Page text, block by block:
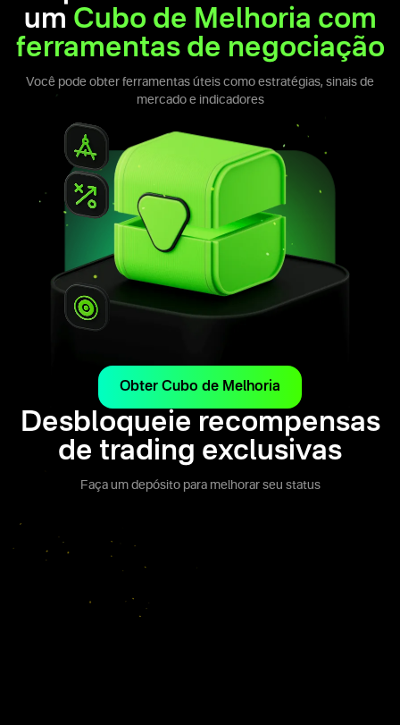
um Cubo de Melhoria com
ferramentas de negociação
Você pode obter ferramentas úteis como estratégias, sinais de
mercado e indicadores
Obter Cubo de Melhoria
Desbloqueie recompensas
de trading exclusivas
Faça um depósito para melhorar seu status